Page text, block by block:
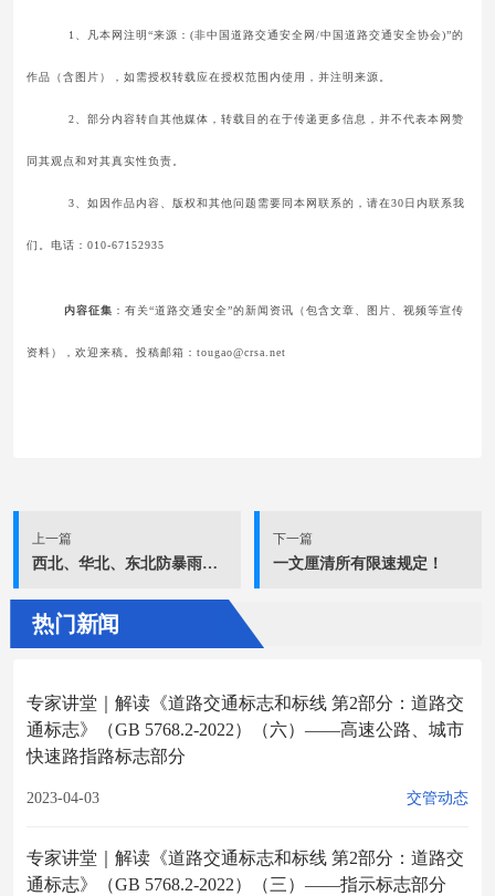
1、凡本网注明“来源：(非中国道路交通安全网/中国道路交通安全协会)”的
作品（含图片），如需授权转载应在授权范围内使用，并注明来源。
2、部分内容转自其他媒体，转载目的在于传递更多信息，并不代表本网赞
同其观点和对其真实性负责。
3、如因作品内容、版权和其他问题需要同本网联系的，请在30日内联系我
们。电话：010-67152935
内容征集 ：有关“道路交通安全”的新闻资讯（包含文章、图片、视频等宣传
资料），欢迎来稿。投稿邮箱：tougao@crsa.net
上一篇
西北、华北、东北防暴雨，广西西南部注意台风！ | 预警
下一篇
一文厘清所有限速规定！
热门新闻
专家讲堂｜解读《道路交通标志和标线 第2部分：道路交
通标志》（GB 5768.2-2022）（六）——高速公路、城市
快速路指路标志部分
2023-04-03 交管动态
专家讲堂｜解读《道路交通标志和标线 第2部分：道路交
通标志》（GB 5768.2-2022）（三）——指示标志部分